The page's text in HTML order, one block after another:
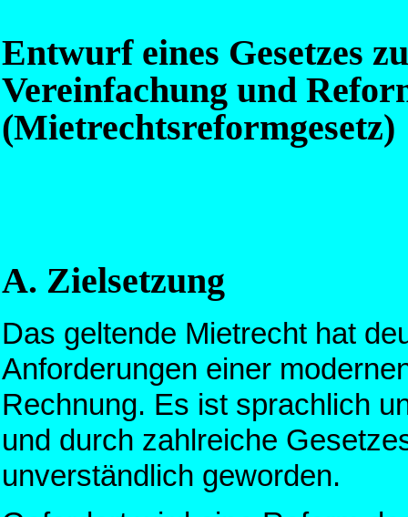
Entwurf eines Gesetzes
Vereinfachung und
(Mietrechtsreformgesetz)
A. Zielsetzung
Das geltende Mietrecht hat
Anforderungen einer
Rechnung. Es ist sprachlich
und durch zahlreiche
unverständlich geworden.